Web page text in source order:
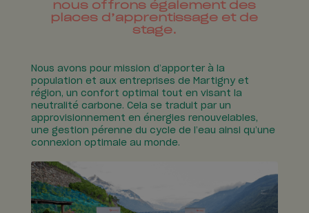
nous offrons également des
places d’apprentissage et de
stage.
Nous avons pour mission d’apporter à la
population et aux entreprises de Martigny et
région, un confort optimal tout en visant la
neutralité carbone. Cela se traduit par un
approvisionnement en énergies renouvelables,
une gestion pérenne du cycle de l’eau ainsi qu’une
connexion optimale au monde.